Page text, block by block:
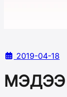
2019-04-18
МЭДЭЭ